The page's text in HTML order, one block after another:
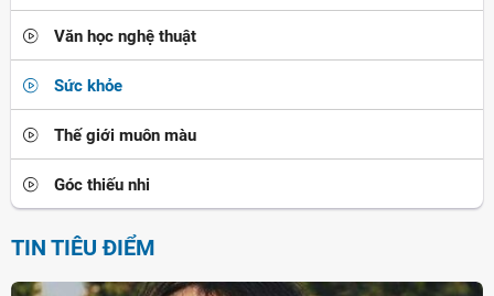
Văn học nghệ thuật
Sức khỏe
Thế giới muôn màu
Góc thiếu nhi
TIN TIÊU ĐIỂM